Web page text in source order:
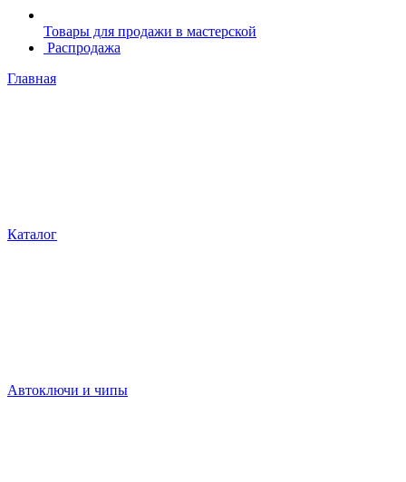
Товары для продажи в мастерской
Распродажа
Главная
Каталог
Автоключи и чипы